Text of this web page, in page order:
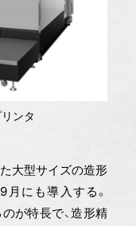
ンタ
大型サイズの造形
月にも導入する。
が特長で、造形精